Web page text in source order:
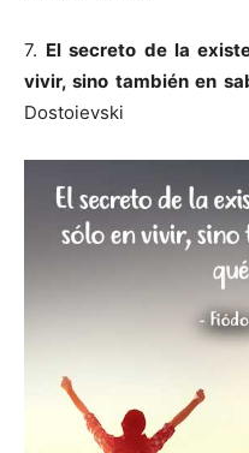
7. El secreto de la
vivir, sino también en
Dostoievski